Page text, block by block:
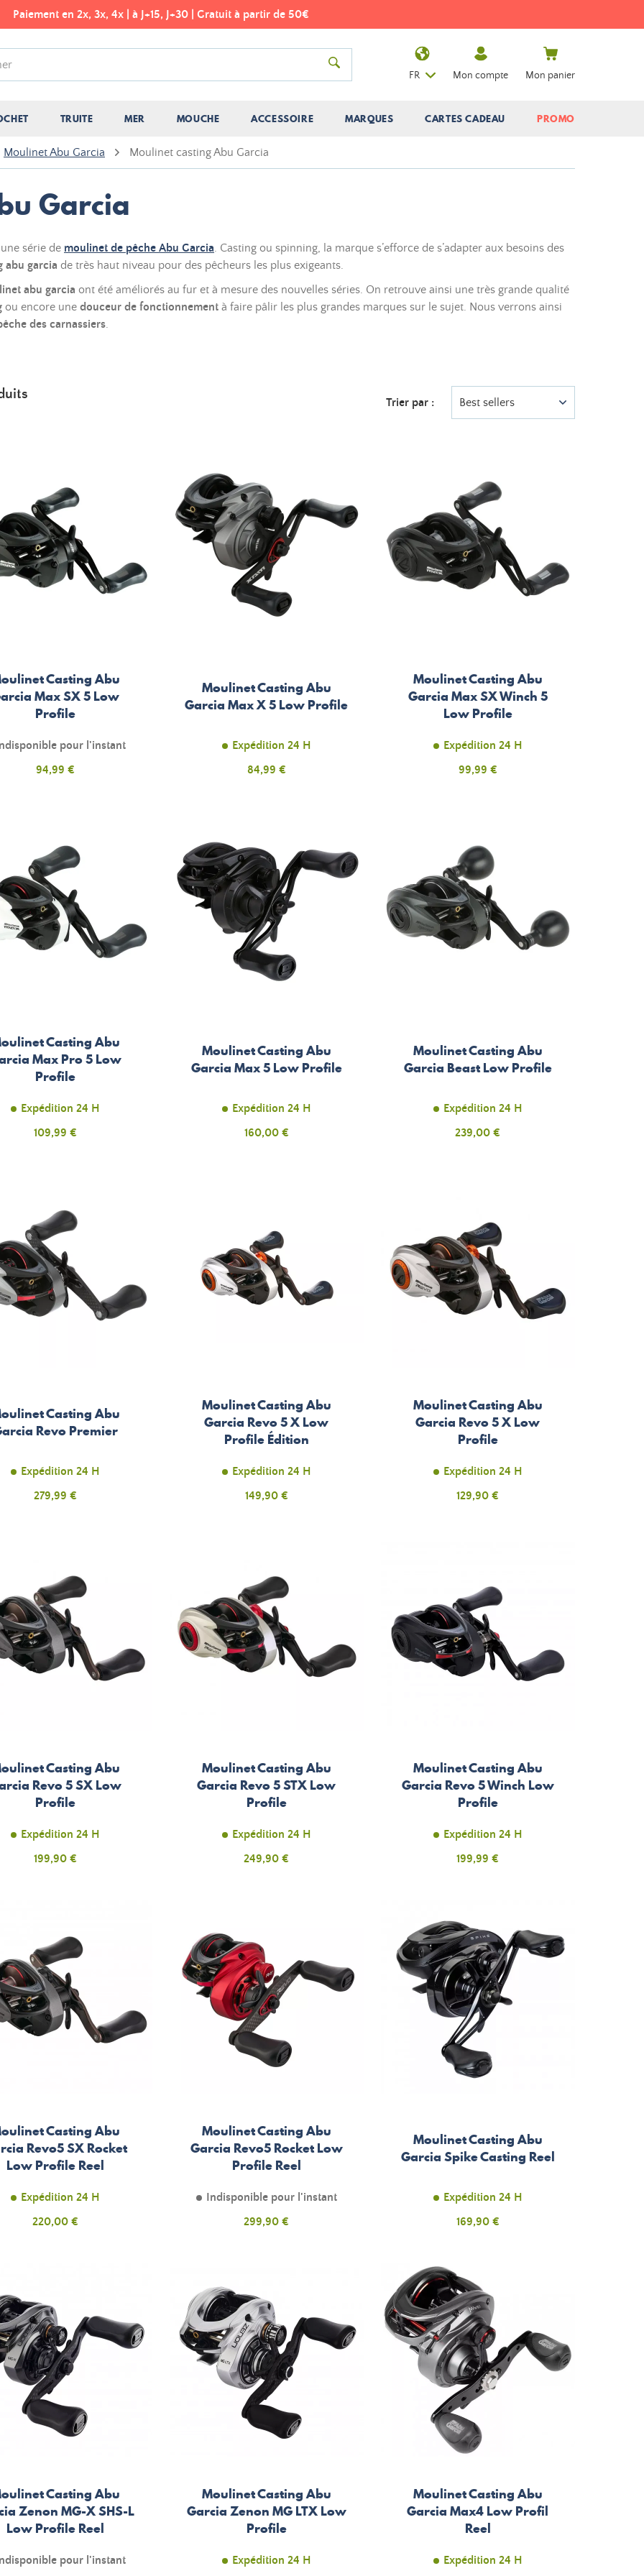
Paiement en 2x, 3x, 4x | à J+15, J+30 | Gratuit à partir de 50€
TRUITE MER MOUCHE ACCESSOIRE MARQUES CARTES CADEAU PROMO
FR Mon compte Mon panier
Moulinet Abu Garcia Moulinet casting Abu Garcia
Garcia
série de moulinet de pêche Abu Garcia. Casting ou spinning, la marque s’efforce de s’adapter aux besoins des
abu garcia de très haut niveau pour des pêcheurs les plus exigeants.
abu garcia ont été améliorés au fur et à mesure des nouvelles séries. On retrouve ainsi une très grande qualité
ou encore une douceur de fonctionnement à faire pâlir les plus grandes marques sur le sujet. Nous verrons ainsi
des carnassiers.
Trier par : Best sellers
Casting Abu
Max SX 5 Low
Profile
pour l'instant
Prix
94,99 €
Moulinet Casting Abu
Garcia Max X 5 Low Profile
Expédition 24 H
Prix
84,99 €
Moulinet Casting Abu
Garcia Max SX Winch 5
Low Profile
Expédition 24 H
Prix
99,99 €
Casting Abu
Max Pro 5 Low
Profile
Expédition 24 H
Prix
109,99 €
Moulinet Casting Abu
Garcia Max 5 Low Profile
Expédition 24 H
Prix
160,00 €
Moulinet Casting Abu
Garcia Beast Low Profile
Expédition 24 H
Prix
239,00 €
Casting Abu
Revo Premier
Expédition 24 H
Prix
279,99 €
Moulinet Casting Abu
Garcia Revo 5 X Low
Profile Édition
Expédition 24 H
Prix
149,90 €
Moulinet Casting Abu
Garcia Revo 5 X Low
Profile
Expédition 24 H
Prix
129,90 €
Casting Abu
Revo 5 SX Low
Profile
Expédition 24 H
Prix
199,90 €
Moulinet Casting Abu
Garcia Revo 5 STX Low
Profile
Expédition 24 H
Prix
249,90 €
Moulinet Casting Abu
Garcia Revo 5 Winch Low
Profile
Expédition 24 H
Prix
199,99 €
Casting Abu
Revo5 SX Rocket
Low Profile Reel
Expédition 24 H
Prix
220,00 €
Moulinet Casting Abu
Garcia Revo5 Rocket Low
Profile Reel
Indisponible pour l'instant
Prix
299,90 €
Moulinet Casting Abu
Garcia Spike Casting Reel
Expédition 24 H
Prix
169,90 €
Casting Abu
Zenon MG-X SHS-L
Low Profile Reel
pour l'instant
Moulinet Casting Abu
Garcia Zenon MG LTX Low
Profile
Expédition 24 H
Moulinet Casting Abu
Garcia Max4 Low Profil
Reel
Expédition 24 H